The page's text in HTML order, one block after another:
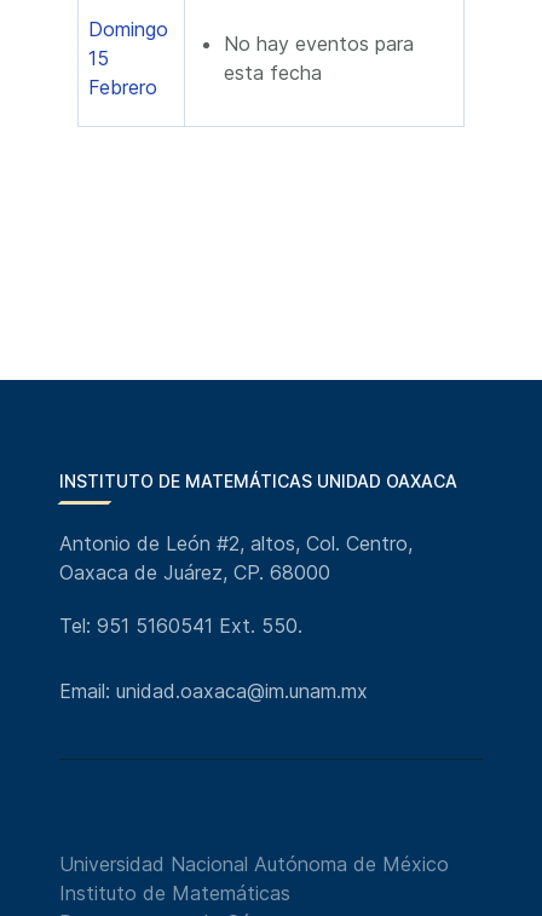
Domingo
15
Febrero
No hay eventos para
esta fecha
INSTITUTO DE MATEMÁTICAS UNIDAD OAXACA
Antonio de León #2, altos, Col. Centro,
Oaxaca de Juárez, CP. 68000
Tel: 951 5160541 Ext. 550.
Email: unidad.oaxaca@im.unam.mx
Universidad Nacional Autónoma de México
Instituto de Matemáticas